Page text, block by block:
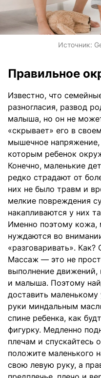
Источник:
Правильное
Известно, что
разногласия, развод
малыша, но он не
«скрывает» его в
мышечное
которым ребенок
Конечно, маленькие
редко страдают от
них не было травм и
мелкие повреждения
накапливаются у них
Именно поэтому
нуждаются во
«разговаривать».
Массаж — это не
выполнение
и малыша. Поэтому
доставить
руки миндальным
спине ребенка, как
фигурку. Медленно
плечам и спускайтесь
положите маленького
свою левую руку, а